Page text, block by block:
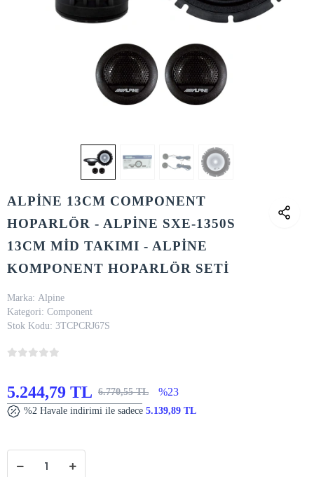
ALPİNE 13CM COMPONENT
HOPARLÖR - ALPİNE SXE-1350S
13CM MİD TAKIMI - ALPİNE
KOMPONENT HOPARLÖR SETİ
Marka: Alpine
Kategori: Component
Stok Kodu: 3TCPCRJ67S
5.244,79 TL 6.770,55 TL %23
%2 Havale indirimi ile sadece 5.139,89 TL